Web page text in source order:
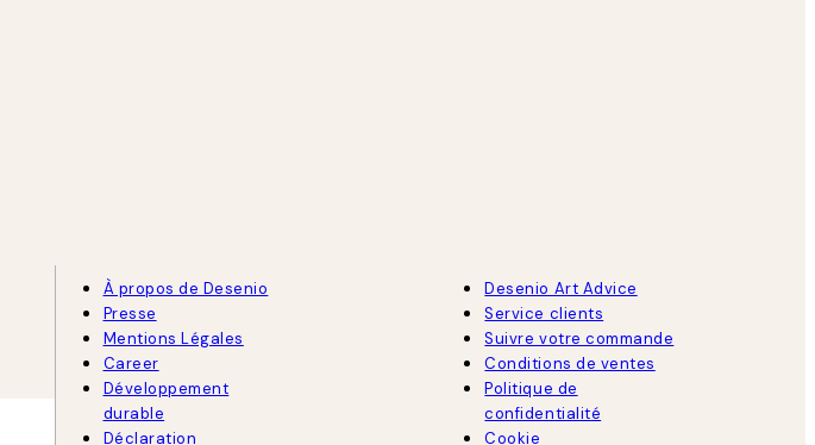
À propos de Desenio
Presse
Mentions Légales
Career
Développement
durable
Déclaration
Desenio Art Advice
Service clients
Suivre votre commande
Conditions de ventes
Politique de
confidentialité
Cookie